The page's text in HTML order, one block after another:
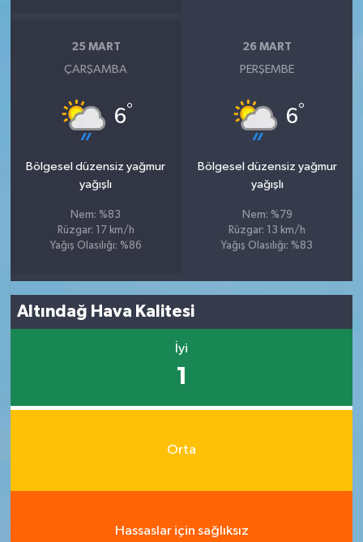
25 MART
ÇARŞAMBA
6°
Bölgesel düzensiz yağmur
yağışlı
Nem: %83
Rüzgar: 17 km/h
Yağış Olasılığı: %86
26 MART
PERŞEMBE
6°
Bölgesel düzensiz yağmur
yağışlı
Nem: %79
Rüzgar: 13 km/h
Yağış Olasılığı: %83
Altındağ Hava Kalitesi
İyi
1
Orta
Hassaslar için sağlıksız